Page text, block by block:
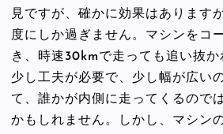
見ですが、確かに効果はあります
度にしか過ぎません。マシンをコ
き、時速30kmで走っても追い抜か
少し工夫が必要で、少し幅が広い
て、誰かが内側に走ってくるので
かもしれません。しかし、マシン